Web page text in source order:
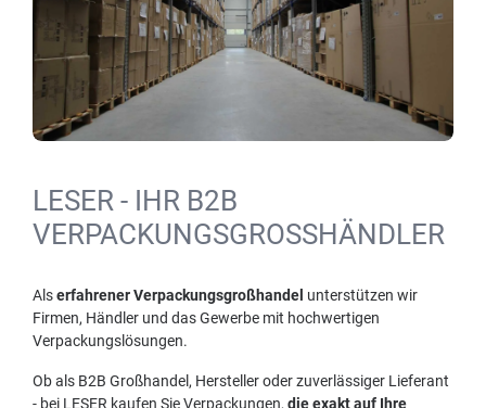
LESER - IHR B2B
VERPACKUNGSGROSSHÄNDLER
Alserfahrener Verpackungsgroßhandel unterstützen wir
Firmen, Händler und das Gewerbe mit hochwertigen
Verpackungslösungen.
Ob als B2B Großhandel, Hersteller oder zuverlässiger Lieferant
- bei LESER kaufen Sie Verpackungen, die exakt auf Ihre